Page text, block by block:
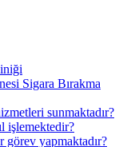
Sigara Bırakma
sunmaktadır?
işlemektedir?
yapmaktadır?